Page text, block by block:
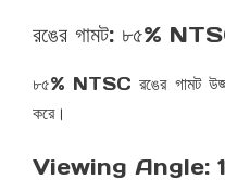
রঙের গামট: ৮৫%
৮৫% NTSC রঙের গামট
করে।
Viewing Angle: